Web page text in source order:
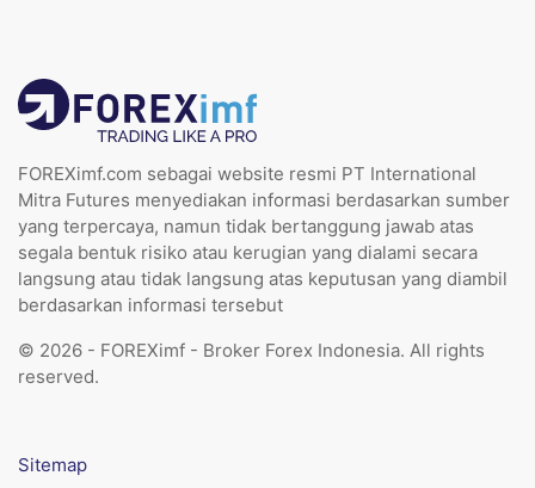
FOREXimf.com sebagai website resmi PT International
Mitra Futures menyediakan informasi berdasarkan sumber
yang terpercaya, namun tidak bertanggung jawab atas
segala bentuk risiko atau kerugian yang dialami secara
langsung atau tidak langsung atas keputusan yang diambil
berdasarkan informasi tersebut
© 2026 - FOREXimf - Broker Forex Indonesia. All rights
reserved.
Sitemap